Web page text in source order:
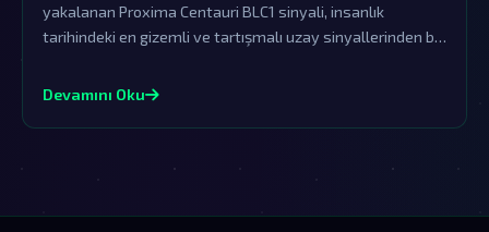
yakalanan Proxima Centauri BLC1 sinyali, insanlık
tarihindeki en gizemli ve tartışmalı uzay sinyallerinden biri
sinyal dünya dışı zeka ile iletişim kurulduğuna dair
Devamını Oku